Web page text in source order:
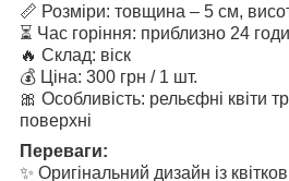
📏 Розміри: товщина – 5 см,
⏳ Час горіння: приблизно 24
🔥 Склад: віск
💰 Ціна: 300 грн / 1 шт.
🎀 Особливість: рельєфні квіти
поверхні
Переваги:
✨ Оригінальний дизайн із